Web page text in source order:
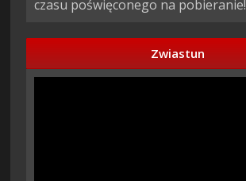
czasu poświęconego na pobieranie!
Zwiastun